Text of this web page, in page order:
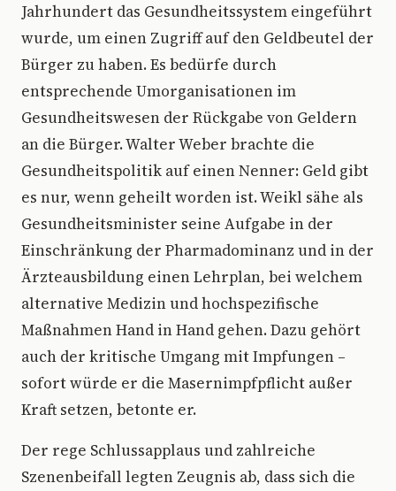
Jahrhundert das Gesundheitssystem eingeführt
wurde, um einen Zugriff auf den Geldbeutel der
Bürger zu haben. Es bedürfe durch
entsprechende Umorganisationen im
Gesundheitswesen der Rückgabe von Geldern
an die Bürger. Walter Weber brachte die
Gesundheitspolitik auf einen Nenner: Geld gibt
es nur, wenn geheilt worden ist. Weikl sähe als
Gesundheitsminister seine Aufgabe in der
Einschränkung der Pharmadominanz und in der
Ärzteausbildung einen Lehrplan, bei welchem
alternative Medizin und hochspezifische
Maßnahmen Hand in Hand gehen. Dazu gehört
auch der kritische Umgang mit Impfungen –
sofort würde er die Masernimpfpflicht außer
Kraft setzen, betonte er.
Der rege Schlussapplaus und zahlreiche
Szenenbeifall legten Zeugnis ab, dass sich die